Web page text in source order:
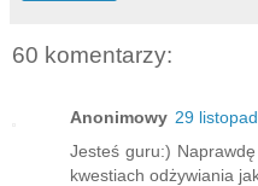
60 komentarzy:
Anonimowy 29
Jesteś guru:)
kwestiach odżywiania